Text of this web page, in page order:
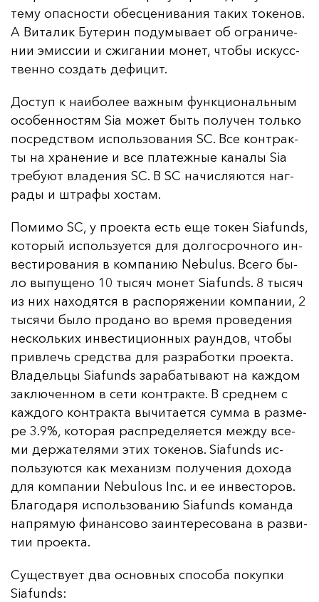
те­му опас­нос­ти обес­це­ни­ва­ния та­ких то­ке­нов.
А Ви­та­лик Бу­те­рин по­ду­мы­ва­ет об ог­ра­ни­че­
нии эмис­сии и сжи­га­нии мо­нет, что­бы ис­кусс­
твен­но соз­дать де­фи­цит.
Дос­туп к на­ибо­лее важ­ным фун­кци­ональ­ным
осо­бен­нос­тям Sia мо­жет быть по­лу­чен толь­ко
пос­редс­твом ис­поль­зо­ва­ния SC. Все кон­трак­
ты на хра­не­ние и все пла­теж­ные ка­на­лы Sia
тре­бу­ют вла­де­ния SC. В SC на­чис­ля­ют­ся наг­
ра­ды и штра­фы хос­там.
По­ми­мо SC, у про­ек­та есть еще то­кен Siafunds,
ко­то­рый ис­поль­зу­ет­ся для дол­гос­роч­но­го ин­
вес­ти­ро­ва­ния в ком­па­нию Nebulus. Все­го бы­
ло вы­пу­ще­но 10 ты­сяч мо­нет Siafunds. 8 ты­сяч
из них на­хо­дят­ся в рас­по­ря­же­нии ком­па­нии, 2
ты­ся­чи бы­ло про­да­но во вре­мя про­ве­де­ния
нес­коль­ких ин­вес­ти­ци­он­ных ра­ун­дов, что­бы
прив­лечь средс­тва для раз­ра­бот­ки про­ек­та.
Вла­дель­цы Siafunds за­ра­ба­ты­ва­ют на каж­дом
зак­лю­чен­ном в се­ти кон­трак­те. В сред­нем с
каж­до­го кон­трак­та вы­чи­та­ет­ся сум­ма в раз­ме­
ре 3.9%, ко­то­рая рас­пре­де­ля­ет­ся меж­ду все­
ми дер­жа­те­ля­ми этих то­ке­нов. Siafunds ис­
поль­зу­ют­ся как ме­ха­низм по­лу­че­ния до­хо­да
для ком­па­нии Nebulous Inc. и ее ин­вес­то­ров.
Бла­го­да­ря ис­поль­зо­ва­нию Siafunds ко­ман­да
нап­ря­мую фи­нан­со­во за­ин­те­ре­со­ва­на в раз­ви­
тии про­ек­та.
Су­щес­тву­ет два ос­нов­ных спо­со­ба по­куп­ки
Siafunds: